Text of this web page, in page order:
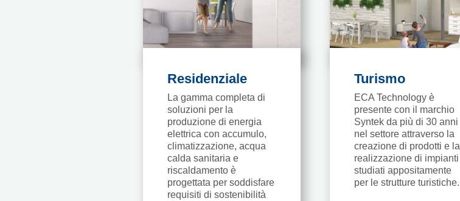
Residenziale
La gamma completa di
soluzioni per la
produzione di energia
elettrica con accumulo,
climatizzazione, acqua
calda sanitaria e
riscaldamento è
progettata per soddisfare
requisiti di sostenibilità
Turismo
ECA Technology è
presente con il marchio
Syntek da più di 30 anni
nel settore attraverso la
creazione di prodotti e la
realizzazione di impianti
studiati appositamente
per le strutture turistiche.